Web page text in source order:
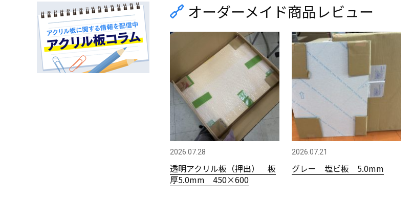
オーダーメイド商品レビュー
2026.07.28
透明アクリル板（押出） 板
厚5.0mm 450×600
2026.07.21
グレー 塩ビ板 5.0mm